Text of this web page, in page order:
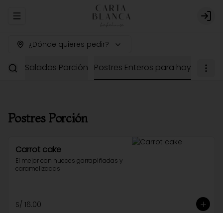
Abrir menu de navegación
¿Dónde quieres pedir?
Salados Porción Postres Enteros para hoy
Postres Porción
Carrot cake
El mejor con nueces garrapiñadas y
caramelizadas
S/ 16.00